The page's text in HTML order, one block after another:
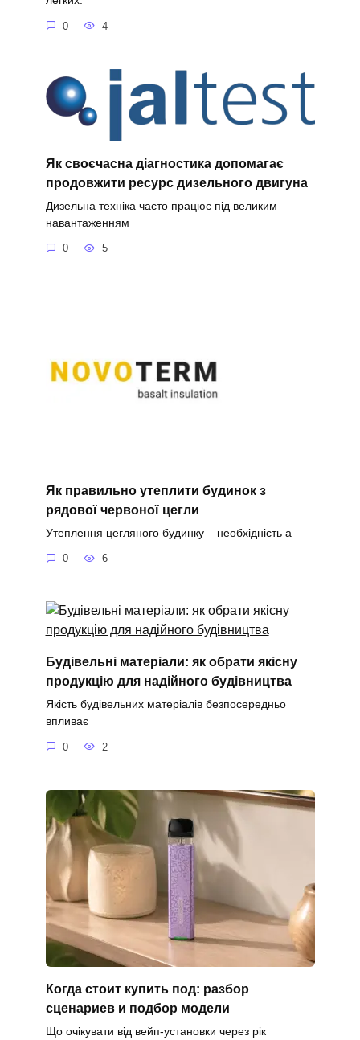
0 4
Як своєчасна діагностика допомагає
продовжити ресурс дизельного двигуна
Дизельна техніка часто працює під великим
навантаженням
0 5
Як правильно утеплити будинок з
рядової червоної цегли
Утеплення цегляного будинку – необхідність а
0 6
Будівельні матеріали: як обрати якісну
продукцію для надійного будівництва
Якість будівельних матеріалів безпосередньо
впливає
0 2
Когда стоит купить под: разбор
сценариев и подбор модели
Що очікувати від вейп-установки через рік